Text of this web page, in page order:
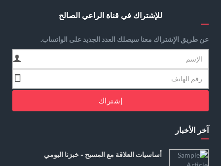
للإشتراك في قناة الراعي الصالح
عن طريق الإشتراك معنا سيصلك العدد الجديد على الواتساب.
إشتراك
آخر الأخبار
أساسيات العلاقة مع المسيح - خبزنا اليومي